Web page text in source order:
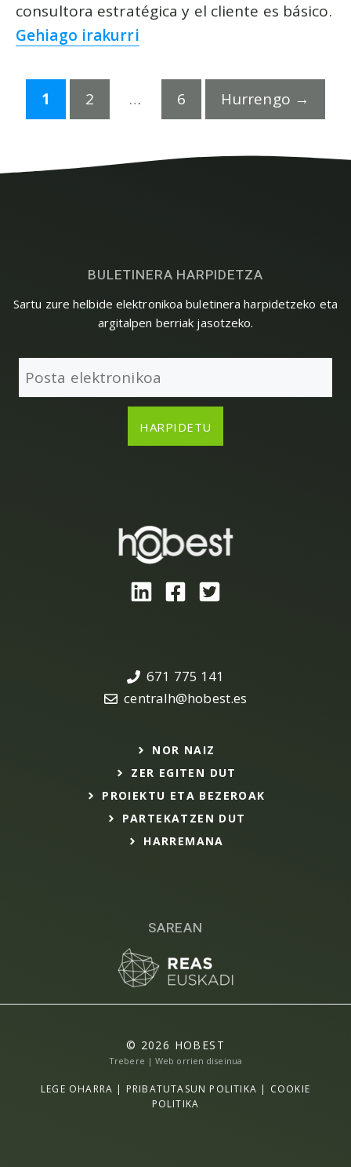
consultora estratégica y el cliente es básico.
Gehiago irakurri
Orrialdea
1 Orrialdea
2 … Orrialdea
6 Hurrengo →
BULETINERA HARPIDETZA
Sartu zure helbide elektronikoa buletinera harpidetzeko eta
argitalpen berriak jasotzeko.
SAREAN
671 775 141
centralh@hobest.es
NOR NAIZ
ZER EGITEN DUT
PROIEKTU ETA BEZEROAK
PARTEKATZEN DUT
HARREMANA
© 2026 HOBEST
Trebere | Web orrien diseinua
LEGE OHARRA | PRIBATUTASUN POLITIKA | COOKIE
POLITIKA